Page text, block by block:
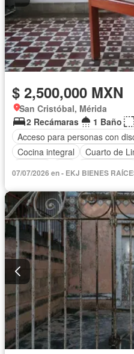
$ 2,500,000 MXN
San Cristóbal, Mérida
2 Recámaras
1 Baño
Acceso para personas con
Cocina integral
Cuarto de
Sin amueblar
07/07/2026 en - EKJ BIENES